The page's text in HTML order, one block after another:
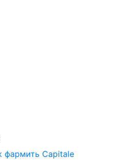
фармить Capitale